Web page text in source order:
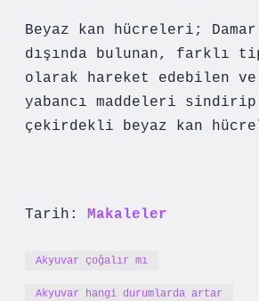
Beyaz kan hücreleri;
dışında bulunan, farklı
olarak hareket edebilen
yabancı maddeleri
çekirdekli beyaz kan
Tarih: Makaleler
Akyuvar çoğalır mı
Akyuvar hangi durumlarda artar